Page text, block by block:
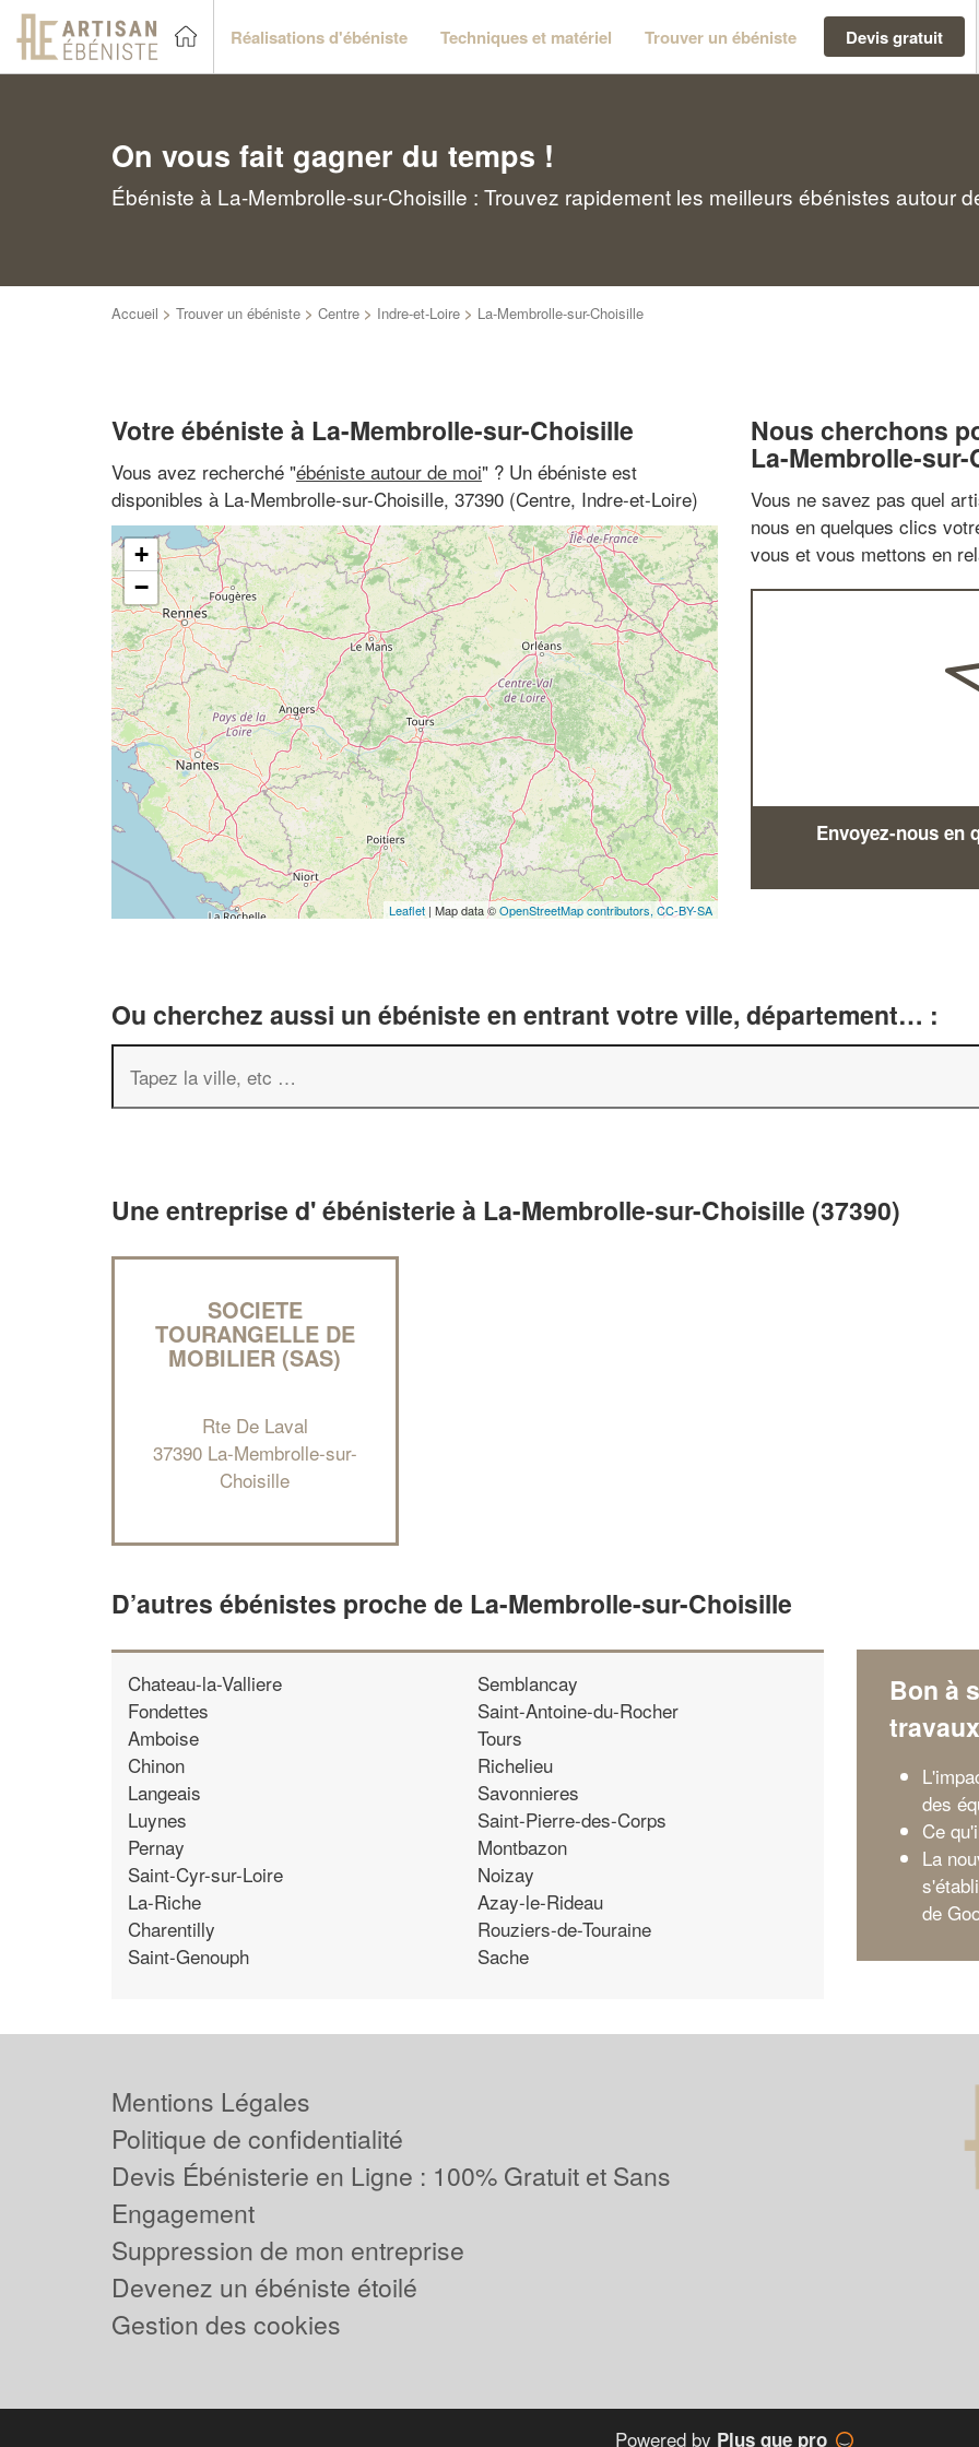
Réalisations d'ébéniste Techniques et matériel Trouver un ébéniste Devis gratuit
On vous fait gagner du temps !
Ébéniste à La-Membrolle-sur-Choisille : Trouvez rapidement les meilleurs ébénistes autour
Accueil > Trouver un ébéniste > Centre > Indre-et-Loire > La-Membrolle-sur-Choisille
Votre ébéniste à La-Membrolle-sur-Choisille
Vous avez recherché "ébéniste autour de moi" ? Un ébéniste est
disponibles à La-Membrolle-sur-Choisille, 37390 (Centre, Indre-et-Loire)
+
−
Leaflet | Map data ©OpenStreetMap contributors, CC-BY-SA
Nous cherchons
La-Membrolle-
Vous ne savez pas quel
nous en quelques clics
vous et vous mettons en
Envoyez-nous en
Ou cherchez aussi un ébéniste en entrant votre ville, département… :
Une entreprise d' ébénisterie à La-Membrolle-sur-Choisille (37390)
SOCIETE
TOURANGELLE DE
MOBILIER (SAS)
Rte De Laval
37390 La-Membrolle-sur-
Choisille
D’autres ébénistes proche de La-Membrolle-sur-Choisille
Chateau-la-Valliere
Fondettes
Amboise
Chinon
Langeais
Luynes
Pernay
Saint-Cyr-sur-Loire
La-Riche
Charentilly
Saint-Genouph
Semblancay
Saint-Antoine-du-Rocher
Tours
Richelieu
Savonnieres
Saint-Pierre-des-Corps
Montbazon
Noizay
Azay-le-Rideau
Rouziers-de-Touraine
Sache
Bon à
travaux
des
Ce
La
de
Mentions Légales
Politique de confidentialité
Devis Ébénisterie en Ligne : 100% Gratuit et Sans
Engagement
Suppression de mon entreprise
Devenez un ébéniste étoilé
Gestion des cookies
Powered by Plus que pro